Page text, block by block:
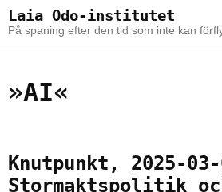
Skip to the content
Skip to the main menu
Laia Odo-institutet
På spaning efter den tid som inte kan
»AI«
Knutpunkt, 2025-
Stormaktspolitik